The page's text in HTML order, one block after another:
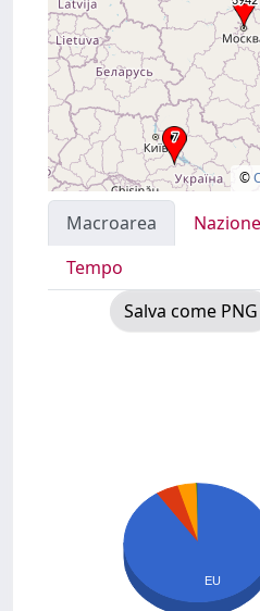
©
Macroarea Nazione
Tempo
Salva come PNG
EU